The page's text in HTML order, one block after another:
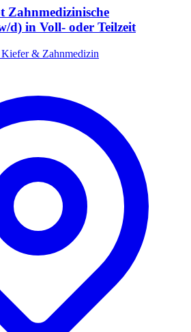
Zahnmedizinische
d) in Voll- oder Teilzeit
& Zahnmedizin